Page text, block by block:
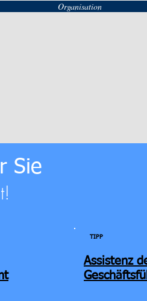
Organisation
Sie
TIPP
Assistenz